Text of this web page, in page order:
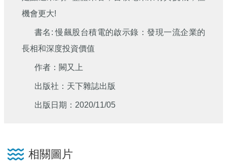
機會更大!
書名: 慢飆股台積電的啟示錄：發現一流企業的
長相和深度投資價值
作者：闕又上
出版社：天下雜誌出版
出版日期：2020/11/05
相關圖片